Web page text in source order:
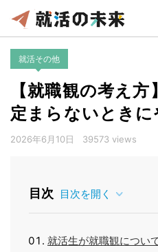
就活その他
【就職観の考え
定まらないとき
2026年6月10日 39573 views
目次 目次を開く
就活生が就職観につい